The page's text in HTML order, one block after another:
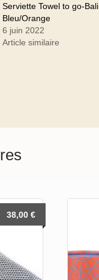
Serviette Towel to go-Bali
Bleu/Orange
6 juin 2022
Article similaire
38,00 €